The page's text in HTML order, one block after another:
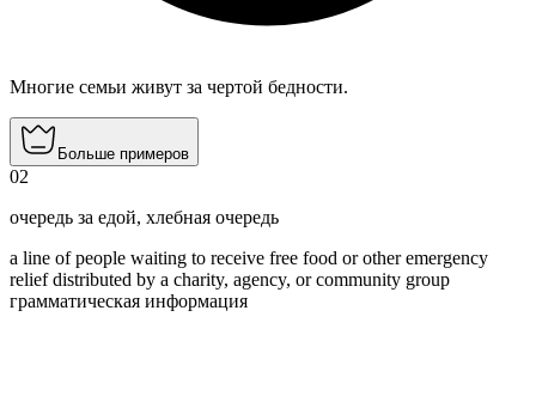
Многие семьи живут за чертой бедности.
Больше примеров
02
очередь за едой, хлебная очередь
a line of people waiting to receive free food or other emergency
relief distributed by a charity, agency, or community group
грамматическая информация